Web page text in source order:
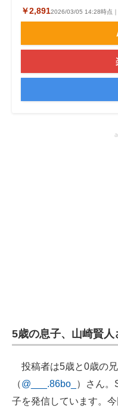
IT製品の技術・比較・事例
製造業のIT導入・活用を支
モノづくり技術者専門サイ
エレクトロニクス専門サイ
￥2,8912026/03/05 14:28時点
5歳の息子、山崎賢人
投稿者は5歳と0歳の
（@___.86bo_
）さん。
子を発信しています。